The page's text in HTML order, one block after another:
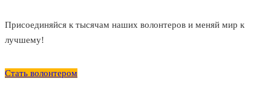
Присоединяйся к тысячам наших волонтеров и меняй мир к
лучшему!
Стать волонтером